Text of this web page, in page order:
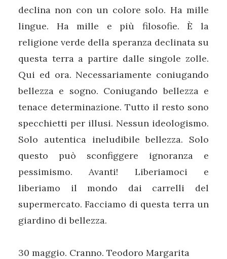
declina non con un colore solo. Ha mille
lingue. Ha mille e più filosofie. È la
religione verde della speranza declinata su
questa terra a partire dalle singole zolle.
Qui ed ora. Necessariamente coniugando
bellezza e sogno. Coniugando bellezza e
tenace determinazione. Tutto il resto sono
specchietti per illusi. Nessun ideologismo.
Solo autentica ineludibile bellezza. Solo
questo può sconfiggere ignoranza e
pessimismo. Avanti! Liberiamoci e
liberiamo il mondo dai carrelli del
supermercato. Facciamo di questa terra un
giardino di bellezza.
30 maggio. Cranno. Teodoro Margarita